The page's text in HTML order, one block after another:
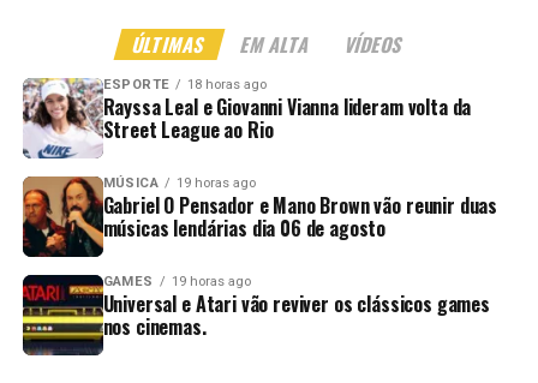
ÚLTIMAS EM ALTA VÍDEOS
ESPORTE 18 horas ago
Rayssa Leal e Giovanni Vianna lideram volta da
Street League ao Rio
MÚSICA 19 horas ago
Gabriel O Pensador e Mano Brown vão reunir duas
músicas lendárias dia 06 de agosto
GAMES 19 horas ago
Universal e Atari vão reviver os clássicos games
nos cinemas.